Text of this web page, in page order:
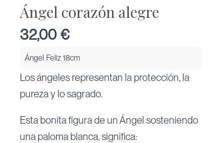
Ángel corazón alegre
32,00€
Ángel Feliz 18cm
Los ángeles representan la protección, la
pureza y lo sagrado.
Esta bonita figura de un Ángel sosteniendo
una paloma blanca, significa: